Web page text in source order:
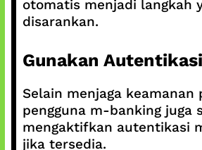
otomatis menjadi langkah
disarankan.
Gunakan
Selain menjaga keamanan
pengguna m-banking juga
mengaktifkan autentikasi
jika tersedia.